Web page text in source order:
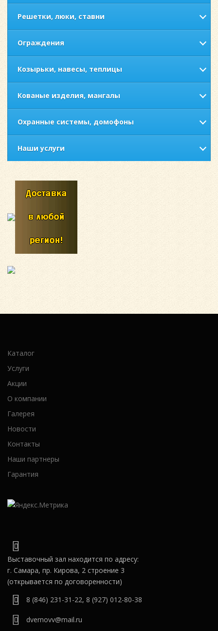
Решетки, люки, ставни
Ограждения
Козырьки, навесы, теплицы
Кованые изделия, мангалы
Охранные системы, домофоны
Наши услуги
Каталог
Услуги
Акции
О компании
Галерея
Новости
Контакты
Наши партнеры
Гарантия
Выставочный зал находится по адресу:
г. Самара, пр. Кирова, 2 строение 3
(открывается по договоренности)
8 (846) 231-31-22, 8 (927) 012-80-38
dvernovv@mail.ru